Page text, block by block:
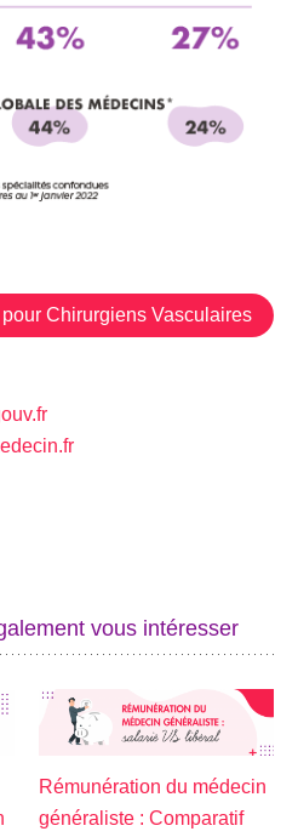
Chirurgiens Vasculaires
vous intéresser
Rémunération du médecin
généraliste : Comparatif